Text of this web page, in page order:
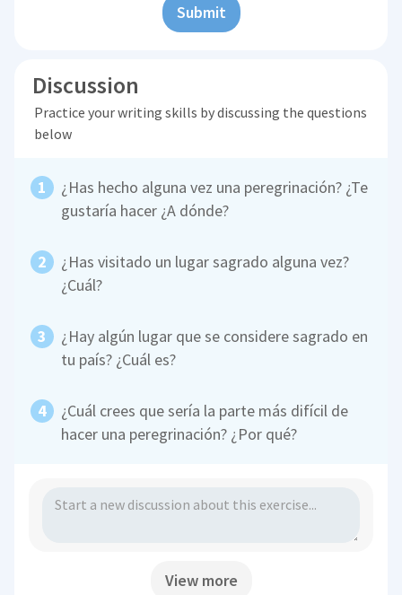
Submit
Discussion
Practice your writing skills by discussing the questions
below
¿Has hecho alguna vez una peregrinación? ¿Te
gustaría hacer ¿A dónde?
¿Has visitado un lugar sagrado alguna vez?
¿Cuál?
¿Hay algún lugar que se considere sagrado en
tu país? ¿Cuál es?
¿Cuál crees que sería la parte más difícil de
hacer una peregrinación? ¿Por qué?
View more